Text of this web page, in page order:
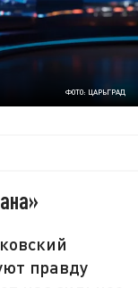
ФОТО: ЦАРЬГРАД
правду